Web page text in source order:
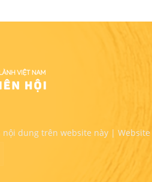
dung trên website này |